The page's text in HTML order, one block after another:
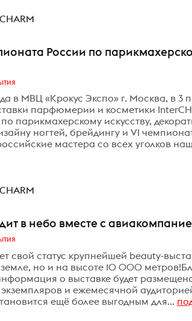
России по
в МВЦ «Крокус Экспо» г. Москва, в 3
парфюмерии и косметики
парикмахерскому искусству,
ногтей, брейдингу и VI
мастера со всех уголков
в небо вместе с
свой статус крупнейшей beauty-
но и на высоте 10 000
о выставке будет
и ежемесячной
ещё более выгодным для...